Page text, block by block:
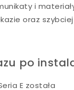
i
oraz szybciej
po
E została